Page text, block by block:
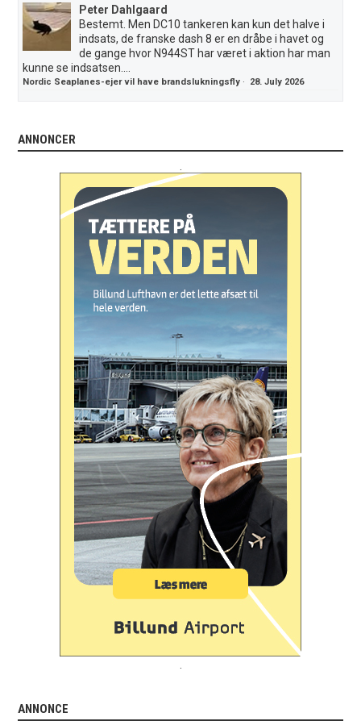
Peter Dahlgaard
Bestemt. Men DC10 tankeren kan kun det halve i
indsats, de franske dash 8 er en dråbe i havet og
de gange hvor N944ST har været i aktion har man
kunne se indsatsen....
Nordic Seaplanes-ejer vil have brandslukningsfly · 28. July 2026
ANNONCER
ANNONCE